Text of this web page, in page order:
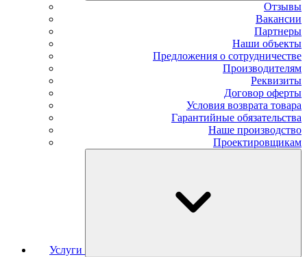
Отзывы
Вакансии
Партнеры
Наши объекты
Предложения о сотрудничестве
Производителям
Реквизиты
Договор оферты
Условия возврата товара
Гарантийные обязательства
Наше производство
Проектировщикам
Услуги